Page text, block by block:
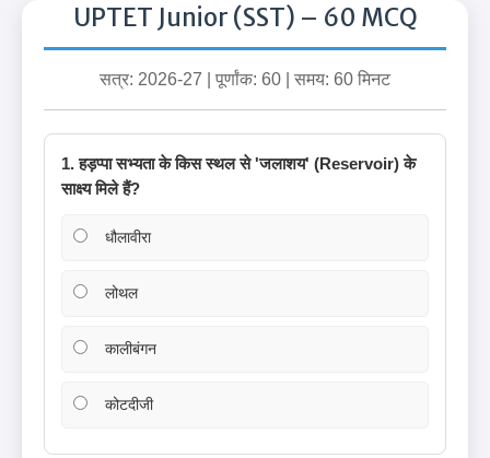
UPTET Junior (SST) – 60 MCQ
सत्र: 2026-27 | पूर्णांक: 60 | समय: 60 मिनट
1. हड़प्पा सभ्यता के किस स्थल से 'जलाशय' (Reservoir) के
साक्ष्य मिले हैं?
धौलावीरा
लोथल
कालीबंगन
कोटदीजी